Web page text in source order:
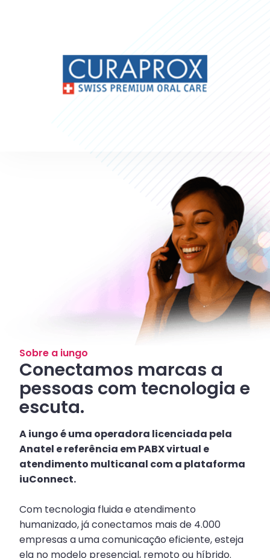
Sobre a iungo
Conectamos marcas a
pessoas com tecnologia e
escuta.
A iungo é uma operadora licenciada pela
Anatel e referência em PABX virtual e
atendimento multicanal com a plataforma
iuConnect.
Com tecnologia fluida e atendimento
humanizado, já conectamos mais de 4.000
empresas a uma comunicação eficiente, esteja
ela no modelo presencial, remoto ou híbrido.